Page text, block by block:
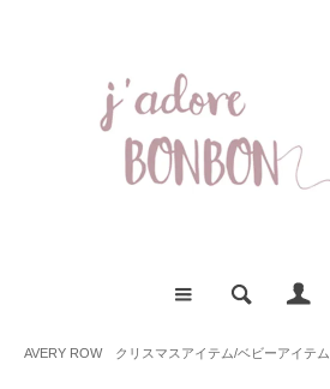
AVERY ROW クリスマスアイテム/ベビーアイテム